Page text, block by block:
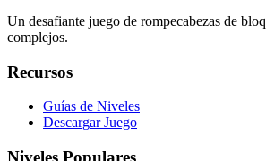
Un desafiante juego de rompecabezas de
complejos.
Recursos
Guías de Niveles
Descargar Juego
Niveles Populares